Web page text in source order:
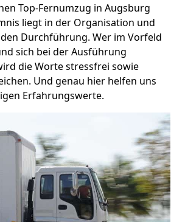
Top-Fernumzug in Augsburg
liegt in der Organisation und
Durchführung. Wer im Vorfeld
sich bei der Ausführung
die Worte stressfrei sowie
Und genau hier helfen uns
Erfahrungswerte.